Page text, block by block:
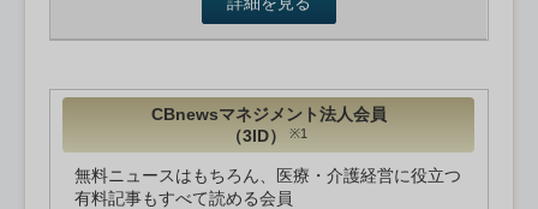
CBnewsマネジメント法人会員
（3ID）
※1
無料ニュースはもちろん、医療・介護経営に役立つ
有料記事もすべて読める会員